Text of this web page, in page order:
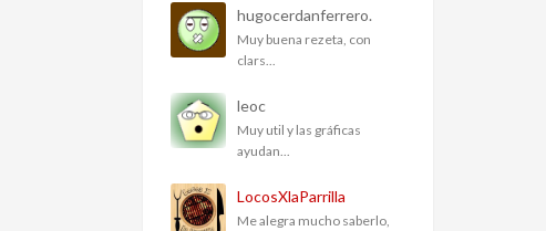
hugocerdanferrero.
Muy buena rezeta, con
clars...
leoc
Muy util y las gráficas
ayudan...
LocosXlaParrilla
Me alegra mucho saberlo,